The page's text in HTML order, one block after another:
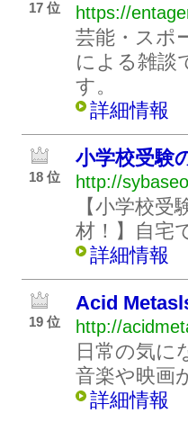
17 位 https://
芸能・スポ
による雑談
す。
詳細情報
18 位
小学校受験
http://
【小学校
材！】自宅
詳細情報
19 位
Acid
http://
日常の気に
音楽や映画
詳細情報